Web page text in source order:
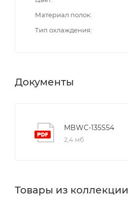
Материал полок
Тип охлаждения
Документы
MBWC-135S54
2,4 мб
Товары из коллекции